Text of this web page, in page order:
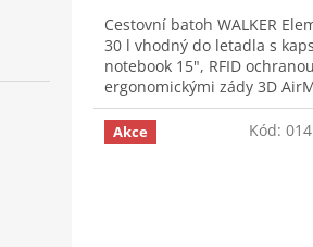
Cestovní batoh WALKER
30 l vhodný do letadla s
notebook 15", RFID
ergonomickými zády 3D
možností připevnění na
do...
Akce Kód: